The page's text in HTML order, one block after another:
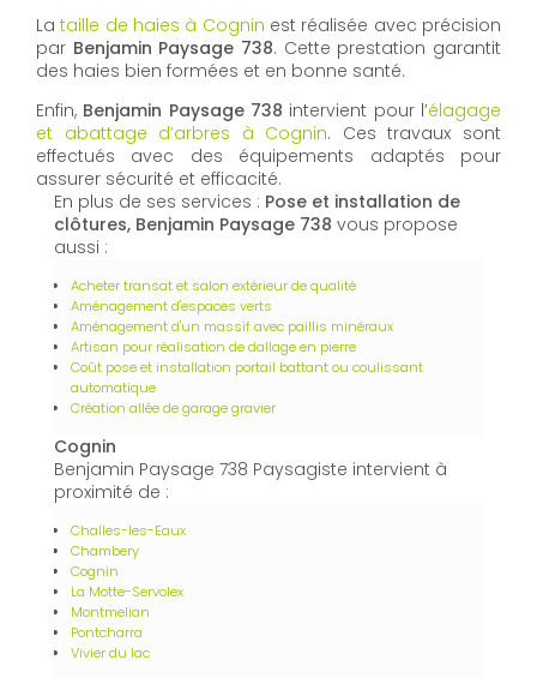
Lataille de haies à Cognin est réalisée avec précision
par Benjamin Paysage 738. Cette prestation garantit
des haies bien formées et en bonne santé.
Enfin, Benjamin Paysage 738 intervient pour l’élagage
et abattage d’arbres à Cognin. Ces travaux sont
effectués avec des équipements adaptés pour
assurer sécurité et efficacité.
En plus de ses services : Pose et installation de
clôtures, Benjamin Paysage 738 vous propose
aussi :
Acheter transat et salon extérieur de qualité
Aménagement d'espaces verts
Aménagement d'un massif avec paillis minéraux
Artisan pour réalisation de dallage en pierre
Coût pose et installation portail battant ou coulissant
automatique
Création allée de garage gravier
Cognin
Benjamin Paysage 738 Paysagiste intervient à
proximité de :
Challes-les-Eaux
Chambery
Cognin
La Motte-Servolex
Montmelian
Pontcharra
Vivier du lac